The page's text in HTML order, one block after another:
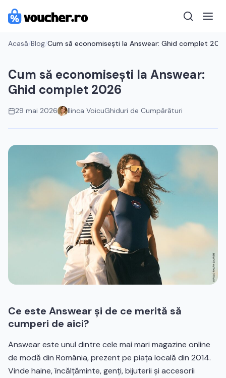
Acasă/Blog/Cum să economisești la Answear: Ghid complet
Cum să economisești la Answear:
Ghid complet 2026
29 mai 2026 Ilinca VoicuGhiduri de Cumpărături
Ce este Answear și de ce merită să
cumperi de aici?
Answear este unul dintre cele mai mari magazine online
de modă din România, prezent pe piața locală din 2014.
Vinde haine, încălțăminte, genți, bijuterii și accesorii